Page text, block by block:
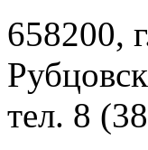
658200,
тел. 8